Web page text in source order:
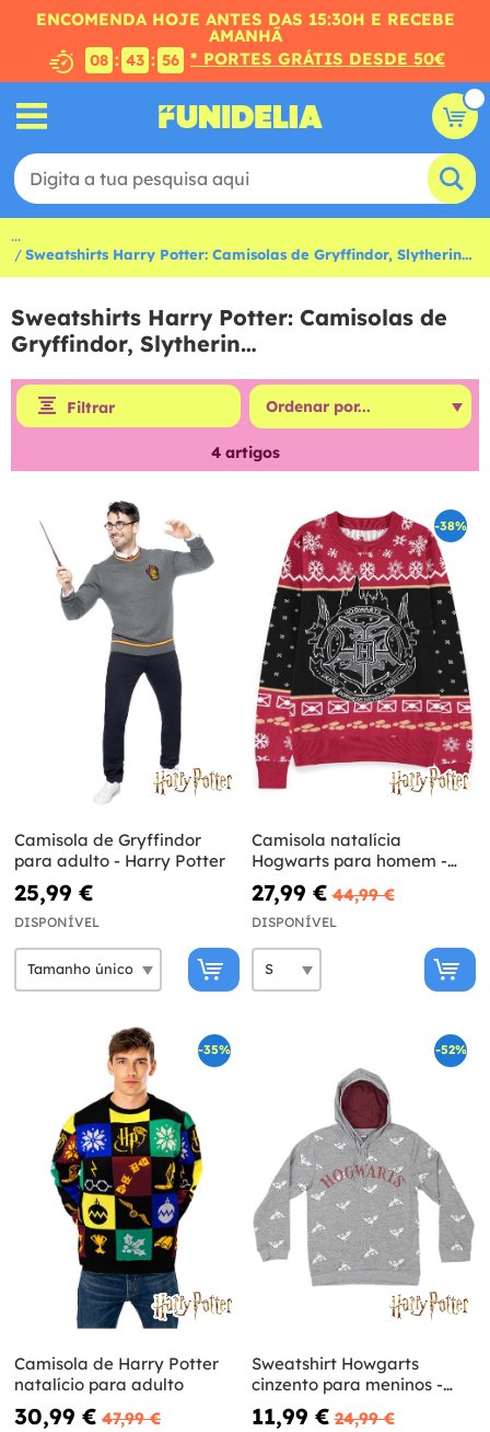
ENCOMENDA HOJE ANTES DAS 15:30H E RECEBE
AMANHÃ
08 : 43 : 55 * PORTES GRÁTIS DESDE 50€
...
Sweatshirts Harry Potter: Camisolas de Gryffindor, Slytherin…
Sweatshirts Harry Potter: Camisolas de
Gryffindor, Slytherin…
Filtrar
4artigos
Camisola de Gryffindor
para adulto - Harry Potter
25,99 €
DISPONÍVEL
-38%
Camisola natalícia
Hogwarts para homem -
Harry Potter
27,99 € 44,99 €
DISPONÍVEL
-35%
Camisola de Harry Potter
natalício para adulto
30,99 € 47,99 €
-52%
Sweatshirt Howgarts
cinzento para meninos -
Harry Potter
11,99 € 24,99 €